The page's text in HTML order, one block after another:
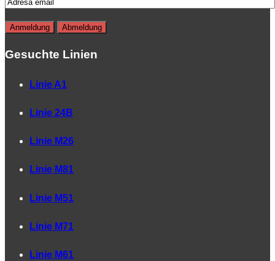
Gesuchte Linien
Linie A1
Linie 24B
Linie M26
Linie M81
Linie M51
Linie M71
Linie M61